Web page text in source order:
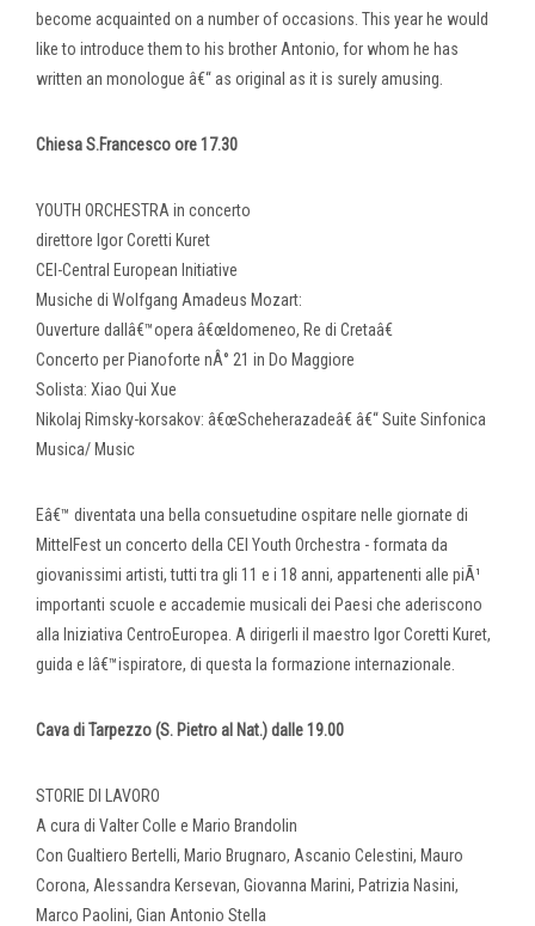
become acquainted on a number of occasions. This year he would
like to introduce them to his brother Antonio, for whom he has
written an monologue â€“ as original as it is surely amusing.
Chiesa S.Francesco ore 17.30
YOUTH ORCHESTRA in concerto
direttore Igor Coretti Kuret
CEI-Central European Initiative
Musiche di Wolfgang Amadeus Mozart:
Ouverture dallâ€™opera â€œIdomeneo, Re di Cretaâ€
Concerto per Pianoforte nÂ° 21 in Do Maggiore
Solista: Xiao Qui Xue
Nikolaj Rimsky-korsakov: â€œScheherazadeâ€ â€“ Suite Sinfonica
Musica/ Music
Eâ€™ diventata una bella consuetudine ospitare nelle giornate di
MittelFest un concerto della CEI Youth Orchestra - formata da
giovanissimi artisti, tutti tra gli 11 e i 18 anni, appartenenti alle piÃ¹
importanti scuole e accademie musicali dei Paesi che aderiscono
alla Iniziativa CentroEuropea. A dirigerli il maestro Igor Coretti Kuret,
guida e lâ€™ispiratore, di questa la formazione internazionale.
Cava di Tarpezzo (S. Pietro al Nat.) dalle 19.00
STORIE DI LAVORO
A cura di Valter Colle e Mario Brandolin
Con Gualtiero Bertelli, Mario Brugnaro, Ascanio Celestini, Mauro
Corona, Alessandra Kersevan, Giovanna Marini, Patrizia Nasini,
Marco Paolini, Gian Antonio Stella